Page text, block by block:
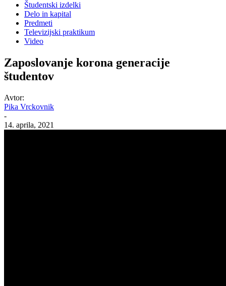
Študentski izdelki
Delo in kapital
Predmeti
Televizijski praktikum
Video
Zaposlovanje korona generacije
študentov
Avtor:
Pika Vrckovnik
-
14. aprila, 2021